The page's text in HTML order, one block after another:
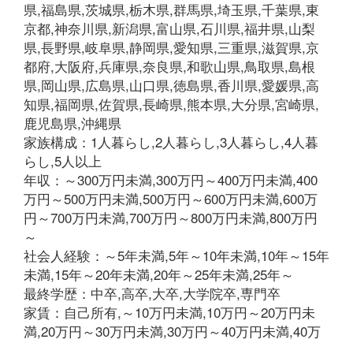
県,福島県,茨城県,栃木県,群馬県,埼玉県,千葉県,東
京都,神奈川県,新潟県,富山県,石川県,福井県,山梨
県,長野県,岐阜県,静岡県,愛知県,三重県,滋賀県,京
都府,大阪府,兵庫県,奈良県,和歌山県,鳥取県,島根
県,岡山県,広島県,山口県,徳島県,香川県,愛媛県,高
知県,福岡県,佐賀県,長崎県,熊本県,大分県,宮崎県,
鹿児島県,沖縄県
家族構成：1人暮らし,2人暮らし,3人暮らし,4人暮
らし,5人以上
年収：～300万円未満,300万円～400万円未満,400
万円～500万円未満,500万円～600万円未満,600万
円～700万円未満,700万円～800万円未満,800万円
～
社会人経験：～5年未満,5年～10年未満,10年～15年
未満,15年～20年未満,20年～25年未満,25年～
最終学歴：中卒,高卒,大卒,大学院卒,専門卒
家賃：自己所有,～10万円未満,10万円～20万円未
満,20万円～30万円未満,30万円～40万円未満,40万